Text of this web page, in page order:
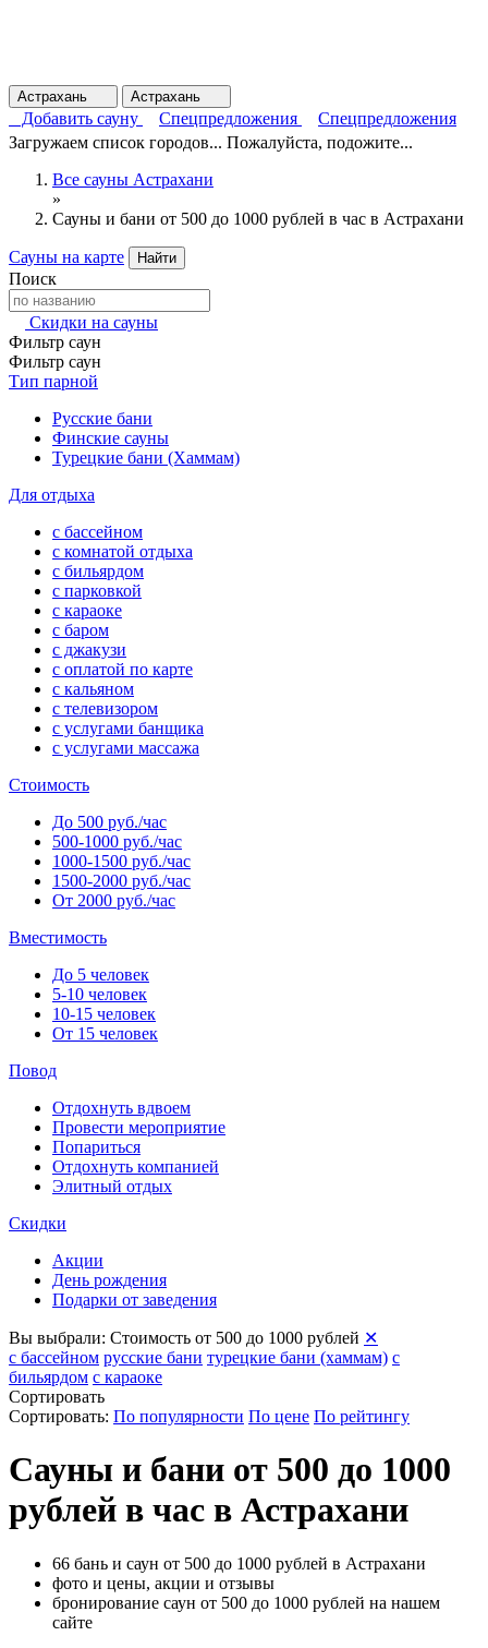
Астрахань Астрахань
Добавить сауну Спецпредложения
Спецпредложения
Загружаем список городов... Пожалуйста, подожите...
Все сауны Астрахани
»
Сауны и бани от 500 до 1000 рублей в час в Астрахани
Сауны на карте Найти
Поиск
Скидки на сауны
Фильтр саун
Фильтр саун
Тип парной
Русские бани
Финские сауны
Турецкие бани (Хаммам)
Для отдыха
с бассейном
с комнатой отдыха
с бильярдом
с парковкой
с караоке
с баром
с джакузи
с оплатой по карте
с кальяном
с телевизором
с услугами банщика
с услугами массажа
Стоимость
До 500 руб./час
500-1000 руб./час
1000-1500 руб./час
1500-2000 руб./час
От 2000 руб./час
Вместимость
До 5 человек
5-10 человек
10-15 человек
От 15 человек
Повод
Отдохнуть вдвоем
Провести мероприятие
Попариться
Отдохнуть компанией
Элитный отдых
Скидки
Акции
День рождения
Подарки от заведения
Вы выбрали: Стоимость от 500 до 1000 рублей ✕
с бассейном русские бани турецкие бани (хаммам) с
бильярдом с караоке
Сортировать
Сортировать: По популярности По цене По рейтингу
Сауны и бани от 500 до 1000
рублей в час в Астрахани
66 бань и саун от 500 до 1000 рублей в Астрахани
фото и цены, акции и отзывы
бронирование саун от 500 до 1000 рублей на нашем
сайте